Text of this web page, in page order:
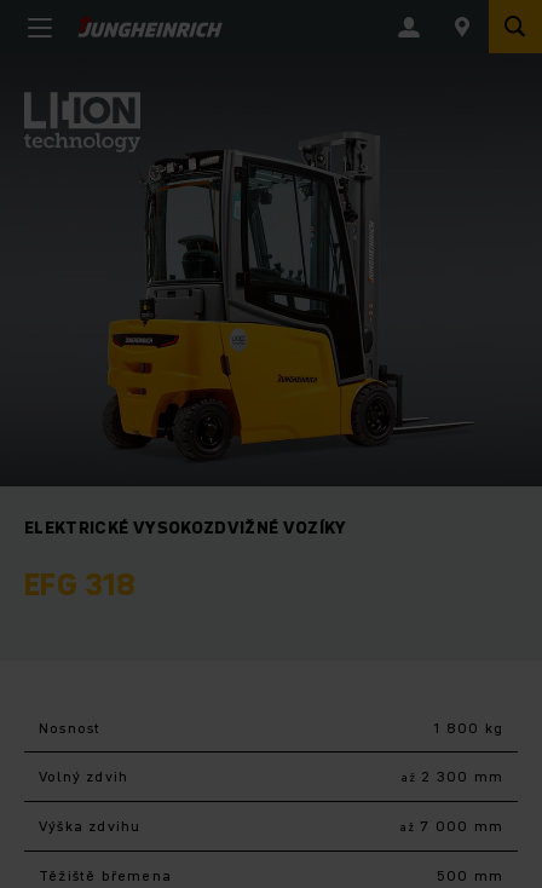
ELEKTRICKÉ VYSOKOZDVIŽNÉ VOZÍKY
EFG 318
Nosnost 1 800 kg
Volný zdvih až 2 300 mm
Výška zdvihu až 7 000 mm
Těžiště břemena 500 mm